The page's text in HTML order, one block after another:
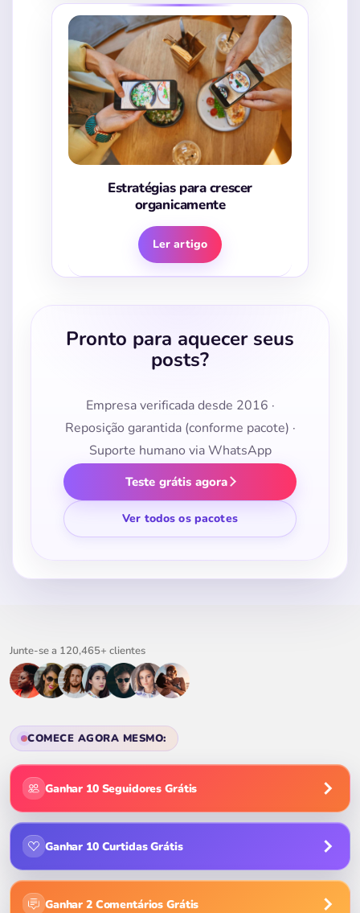
Estratégias para crescer
organicamente
Ler artigo
Pronto para aquecer seus
posts?
Empresa verificada desde 2016 ·
Reposição garantida (conforme pacote) ·
Suporte humano via WhatsApp
Teste grátis agora
Ver todos os pacotes
Junte-se a 120,465+ clientes
COMECE AGORA MESMO:
Ganhar 10 Seguidores Grátis
Ganhar 10 Curtidas Grátis
Ganhar 2 Comentários Grátis